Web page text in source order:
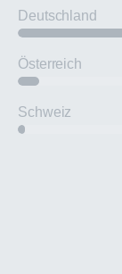
Deutschland
Österreich
Schweiz